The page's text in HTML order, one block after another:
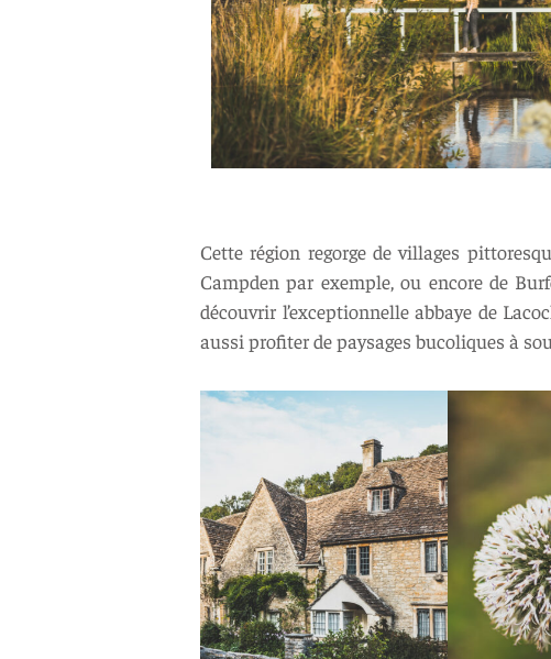
Cette région regorge de villages
Campden par exemple, ou encore de
découvrir l’exceptionnelle abbaye de
aussi profiter de paysages bucoliques à